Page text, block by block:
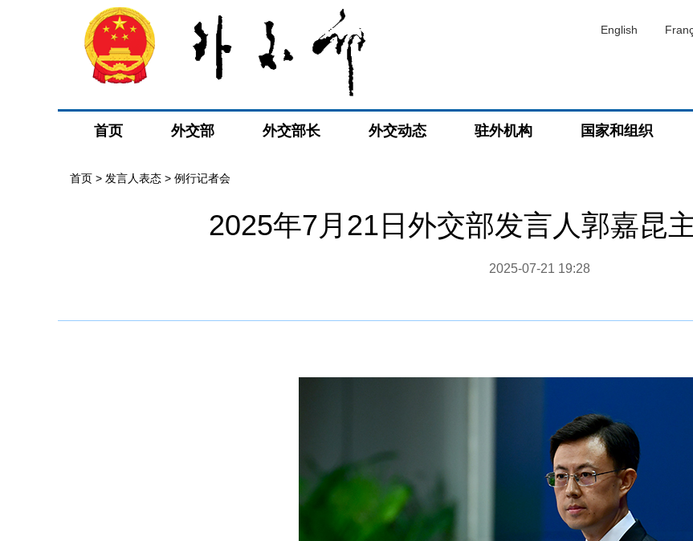
English
首页 外交部 外交部长 外交动态 驻外机构 国家和组织
首页 > 发言人表态 > 例行记者会
2025年7月21日外交部发言人郭嘉昆
2025-07-21 19:28